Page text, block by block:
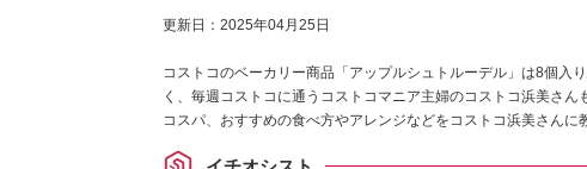
更新日： 2025年04月25日
コストコのベーカリー商品「アップルシュトルーデル」は8個入
く、毎週コストコに通うコストコマニア主婦のコストコ浜美さ
コスパ、おすすめの食べ方やアレンジなどをコストコ浜美さんに